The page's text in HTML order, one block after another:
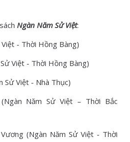
Ngàn Năm Sử Việt:
- Thời Hồng Bàng)
Việt - Thời Hồng Bàng)
Sử Việt - Nhà Thục)
Năm Sử Việt – Thời Bắc
(Ngàn Năm Sử Việt - Thời